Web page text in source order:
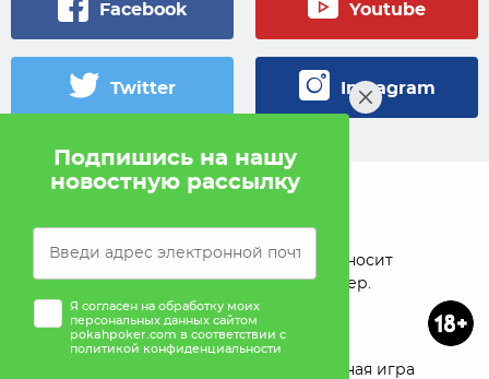
Facebook Youtube
Twitter Instagram
Pokah не проводит игры на деньги. Сайт носит
исключительно информационный характер.
Ответственная игра
Подпишись на нашу
новостную рассылку
Я согласен на обработку моих
персональных данных сайтом
pokahpoker.com в соответствии с
политикой конфиденциальности